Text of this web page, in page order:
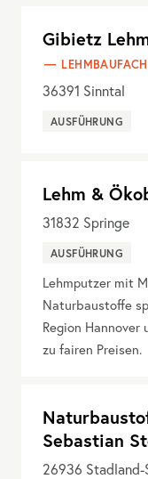
Gibietz
36391 Sinntal
AUSFÜHRUNG
Lehm &
31832 Springe
AUSFÜHRUNG
Lehmputzer mit
Naturbaustoffe
Region
zu fairen Preisen.
Sebastian
26936